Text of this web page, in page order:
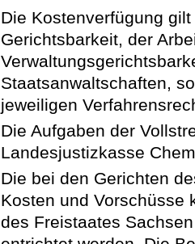
Die Kostenverfügung
Gerichtsbarkeit, der
Staatsanwaltschaften,
jeweiligen
Die Aufgaben der
Landesjustizkasse
Die bei den Gerichten
Kosten und Vorschüsse
des Freistaates